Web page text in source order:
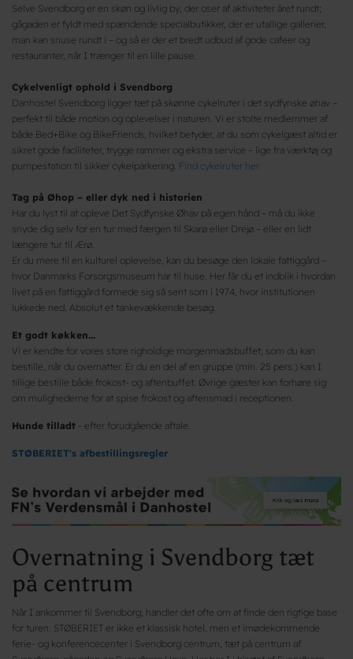
Selve Svendborg er en skøn og livlig by, der oser af aktiviteter året rundt;
gågaden er fyldt med spændende specialbutikker, der er utallige gallerier,
man kan snuse rundt i – og så er der et bredt udbud af gode cafeer og
restauranter, når I trænger til en lille pause.
Cykelvenligt ophold i Svendborg
Danhostel Svendborg ligger tæt på skønne cykelruter i det sydfynske øhav –
perfekt til både motion og oplevelser i naturen. Vi er stolte medlemmer af
både Bed+Bike og BikeFriends, hvilket betyder, at du som cykelgæst altid er
sikret gode faciliteter, trygge rammer og ekstra service – lige fra værktøj og
pumpestation til sikker cykelparkering. Find cykelruter her
Tag på Øhop – eller dyk ned i historien
Har du lyst til at opleve Det Sydfynske Øhav på egen hånd – må du ikke
snyde dig selv for en tur med færgen til Skarø eller Drejø – eller en lidt
længere tur til Ærø.
Er du mere til en kulturel oplevelse, kan du besøge den lokale fattiggård –
hvor Danmarks Forsorgsmuseum har til huse. Her får du et indblik i hvordan
livet på en fattiggård formede sig så sent som i 1974, hvor institutionen
lukkede ned. Absolut et tankevækkende besøg.
Et godt køkken...
Vi er kendte for vores store righoldige morgenmadsbuffet, som du kan
bestille, når du overnatter. Er du en del af en gruppe (min. 25 pers.) kan I
tillige bestille både frokost- og aftenbuffet. Øvrige gæster kan forhøre sig
om mulighederne for at spise frokost og aftensmad i receptionen.
Hunde tilladt - efter forudgående aftale.
STØBERIET's afbestillingsregler
Overnatning i Svendborg tæt
på centrum
Når I ankommer til Svendborg, handler det ofte om at finde den rigtige base
for turen. STØBERIET er ikke et klassisk hotel, men et imødekommende
ferie- og konferencecenter i Svendborg centrum, tæt på centrum af